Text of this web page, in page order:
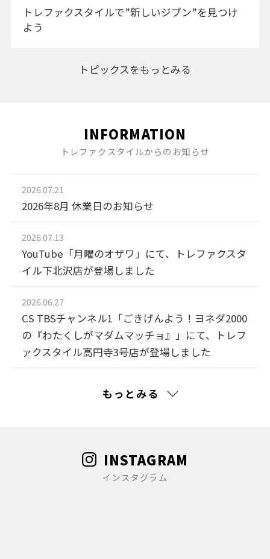
トレファクスタイルで”新しいジブン”を見つけ
よう
トピックスをもっとみる
INFORMATION
トレファクスタイルからのお知らせ
2026.07.21
2026年8月 休業日のお知らせ
2026.07.13
YouTube「月曜のオザワ」にて、トレファクスタ
イル下北沢店が登場しました
2026.06.27
CS TBSチャンネル1「ごきげんよう！ヨネダ2000
の『わたくしがマダムマッチョ』」にて、トレフ
ァクスタイル高円寺3号店が登場しました
YouTube「ハルキの服」にて、トレファクスタイ
沿線情報誌「京成らいん」にて、トレファクスタ
イルMARK IS 葛飾かなまち店が登場しました
もっとみる
INSTAGRAM
インスタグラム